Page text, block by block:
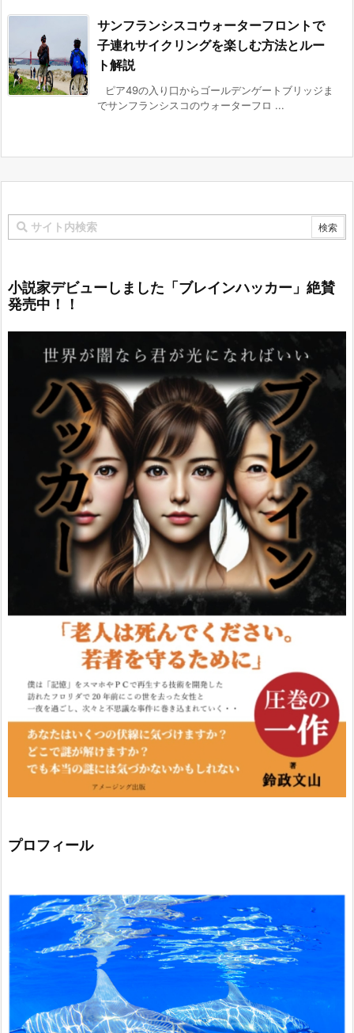
サンフランシスコウォーターフロントで
子連れサイクリングを楽しむ方法とルー
ト解説
ピア49の入り口からゴールデンゲートブリッジま
でサンフランシスコのウォーターフロ ...
小説家デビューしました「ブレインハッカー」絶賛
発売中！！
プロフィール